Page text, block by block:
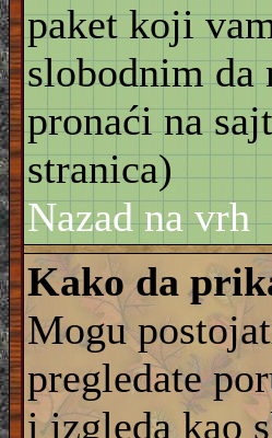
paket koji
slobodnim da
pronaći na
stranica)
Nazad na vrh
Kako da
Mogu
pregledate
i izgleda kao